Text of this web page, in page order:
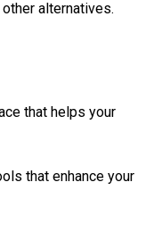
alternatives.
that helps your
that enhance your